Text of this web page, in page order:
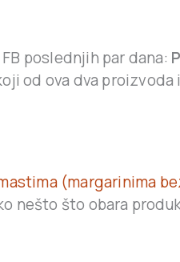
poslednjih par dana:
od ova dva proizvoda
(margarinima
nešto što obara